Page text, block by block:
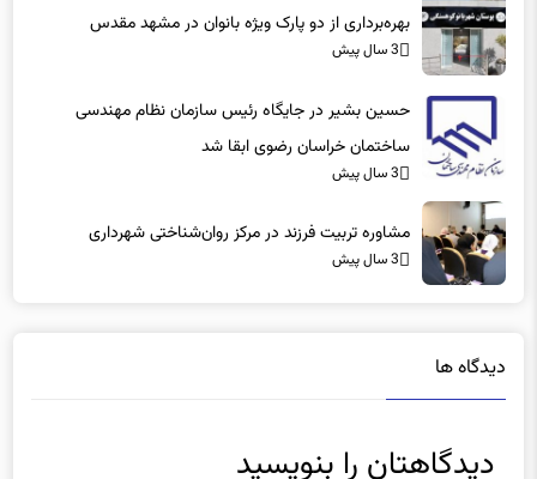
ساختمان خراسان رضوی ابقا شد
3 سال پیش
3 سال پیش
نشانی ایمیل شما منتشر نخواهد شد.بخش‌های موردنیاز علامت‌گذاری